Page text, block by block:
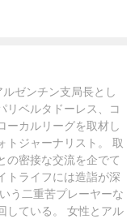
ゼンチン支局長とし
リベルタドーレス、コ
ーカルリーグを取材し
トジャーナリスト。 取
の密接な交流を企でて
トライフには造詣が深
う二重苦プレーヤーな
している。 女性とアル